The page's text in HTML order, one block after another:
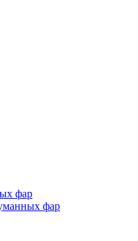
фар
фар